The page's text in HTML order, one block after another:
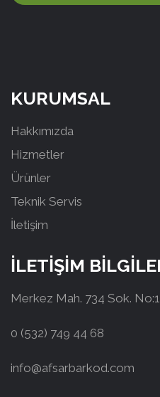
KURUMSAL
Hakkımızda
Hizmetler
Ürünler
Teknik Servis
İletişim
İLETİŞİM
Merkez Mah. 734 Sok.
0 (532) 749 44 68
info@afsarbarkod.com